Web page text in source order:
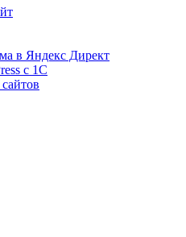
в Яндекс Директ
c 1C